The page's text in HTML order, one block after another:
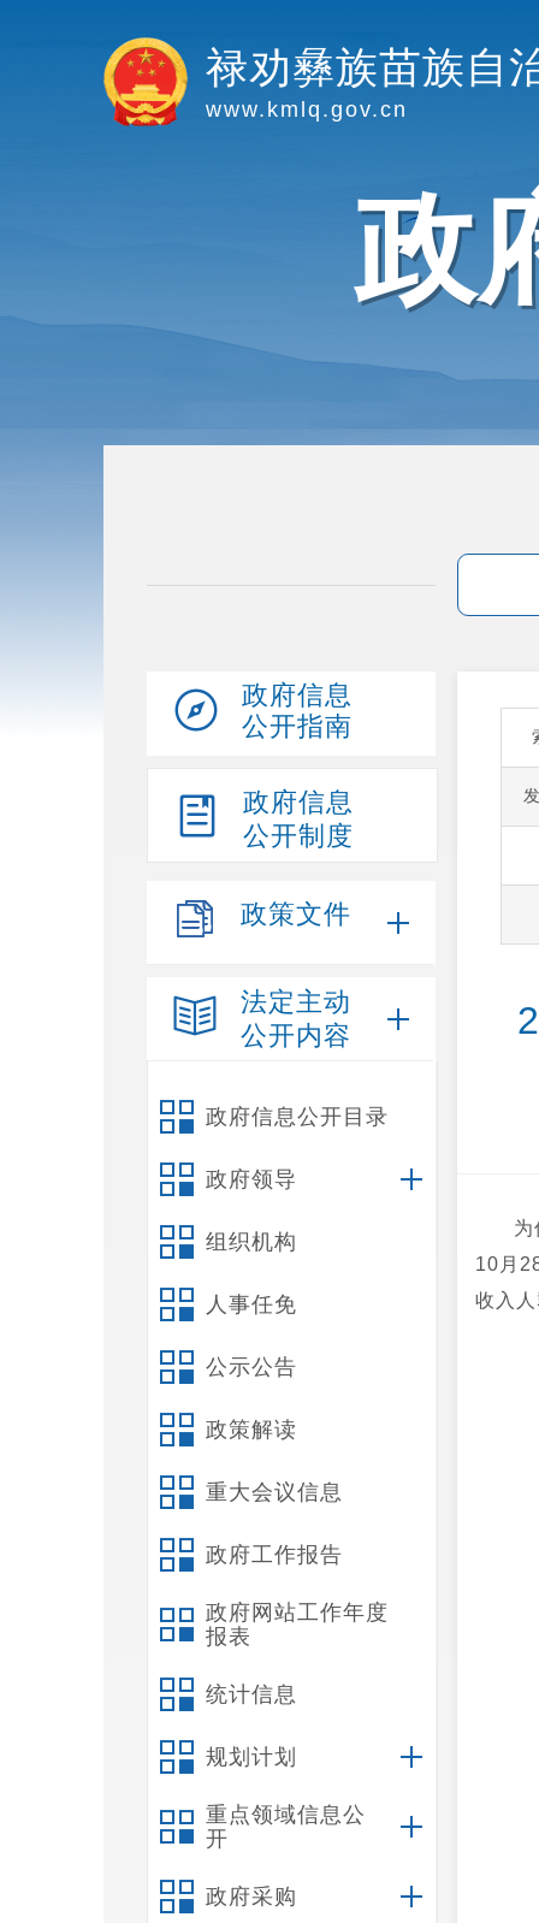
禄劝彝族苗族自
www.kmlq.gov.cn
政
政府信息
公开指南
政府信息
公开制度
政策文件
法定主动
公开内容
政府信息公开目录
政府领导
组织机构
人事任免
公示公告
政策解读
重大会议信息
政府工作报告
政府网站工作年度
报表
统计信息
规划计划
重点领域信息公
开
政府采购
为
10月
收入